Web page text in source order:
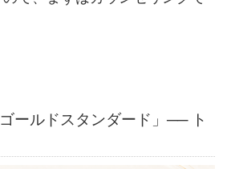
ールドスタンダード」── ト